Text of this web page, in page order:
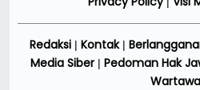
Redaksi| Kontak|
Media Siber| Pedoman Hak